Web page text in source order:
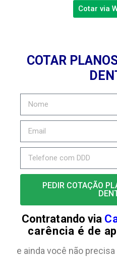
Cotar via
COTAR
PEDIR COTAÇÃO
Contratando via
carência é de
e ainda você não